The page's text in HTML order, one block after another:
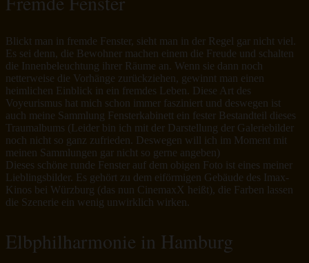
Blickt man in fremde Fenster, sieht man in der Regel gar nicht viel.
Es sei denn, die Bewohner machen einem die Freude und schalten
die Innenbeleuchtung ihrer Räume an. Wenn sie dann noch
netterweise die Vorhänge zurückziehen, gewinnt man einen
heimlichen Einblick in ein fremdes Leben. Diese Art des
Voyeurismus hat mich schon immer fasziniert und deswegen ist
auch meine Sammlung Fensterkabinett ein fester Bestandteil dieses
Traumalbums (Leider bin ich mit der Darstellung der Galeriebilder
noch nicht so ganz zufrieden. Deswegen will ich im Moment mit
meinen Sammlungen gar nicht so gerne angeben)
Dieses schöne runde Fenster auf dem obigen Foto ist eines meiner
Lieblingsbilder. Es gehört zu dem eiförmigen Gebäude des Imax-
Kinos bei Würzburg (das nun CinemaxX heißt), die Farben lassen
die Szenerie ein wenig unwirklich wirken.
Elbphilharmonie in Hamburg